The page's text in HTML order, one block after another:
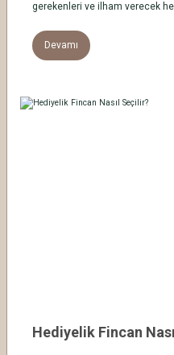
gerekenleri ve ilham verecek
Devamı
Hediyelik Fincan